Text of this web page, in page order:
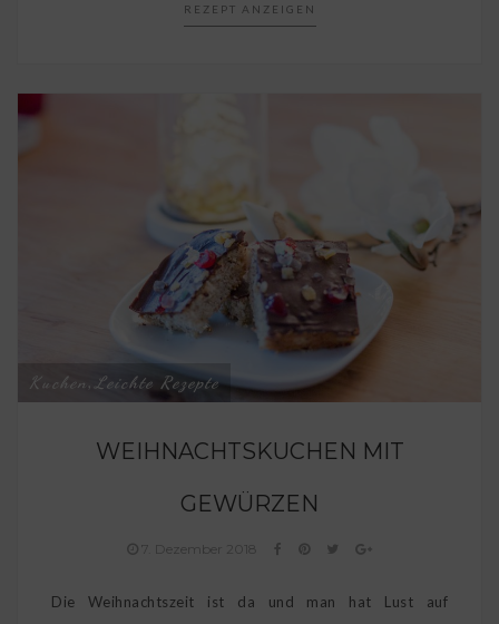
REZEPT ANZEIGEN
Kuchen Leichte Rezepte
WEIHNACHTSKUCHEN MIT
GEWÜRZEN
7. Dezember 2018
Die Weihnachtszeit ist da und man hat Lust auf